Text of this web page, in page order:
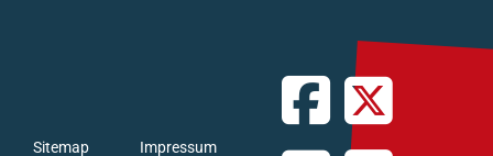
Sitemap Impressum